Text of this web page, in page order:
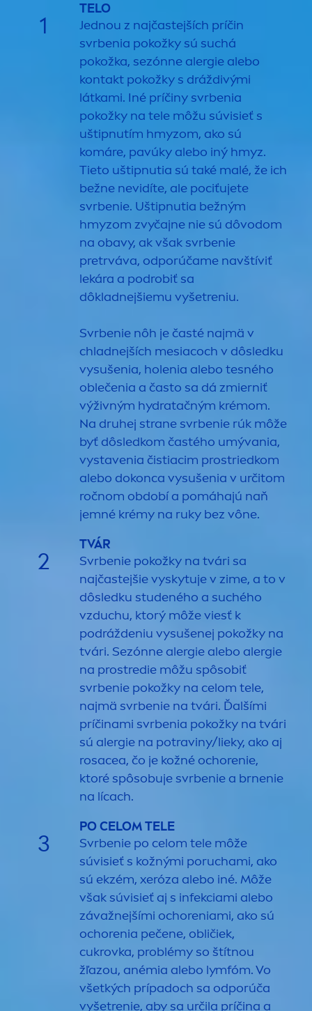
1
TELO
Jednou z najčastejších príčin
svrbenia pokožky sú suchá
pokožka, sezónne alergie alebo
kontakt pokožky s dráždivými
látkami. Iné príčiny svrbenia
pokožky na tele môžu súvisieť s
uštipnutím hmyzom, ako sú
komáre, pavúky alebo iný hmyz.
Tieto uštipnutia sú také malé, že ich
bežne nevidíte, ale pociťujete
svrbenie. Uštipnutia bežným
hmyzom zvyčajne nie sú dôvodom
na obavy, ak však svrbenie
pretrváva, odporúčame navštíviť
lekára a podrobiť sa
dôkladnejšiemu vyšetreniu.
Svrbenie nôh je časté najmä v
chladnejších mesiacoch v dôsledku
vysušenia, holenia alebo tesného
oblečenia a často sa dá zmierniť
výživným hydratačným krémom.
Na druhej strane svrbenie rúk môže
byť dôsledkom častého umývania,
vystavenia čistiacim prostriedkom
alebo dokonca vysušenia v určitom
ročnom období a pomáhajú naň
jemné krémy na ruky bez vône.
2
TVÁR
Svrbenie pokožky na tvári sa
najčastejšie vyskytuje v zime, a to v
dôsledku studeného a suchého
vzduchu, ktorý môže viesť k
podráždeniu vysušenej pokožky na
tvári. Sezónne alergie alebo alergie
na prostredie môžu spôsobiť
svrbenie pokožky na celom tele,
najmä svrbenie na tvári. Ďalšími
príčinami svrbenia pokožky na tvári
sú alergie na potraviny/lieky, ako aj
rosacea, čo je kožné ochorenie,
ktoré spôsobuje svrbenie a brnenie
na lícach.
3
PO CELOM TELE
Svrbenie po celom tele môže
súvisieť s kožnými poruchami, ako
sú ekzém, xeróza alebo iné. Môže
však súvisieť aj s infekciami alebo
závažnejšími ochoreniami, ako sú
ochorenia pečene, obličiek,
cukrovka, problémy so štítnou
žľazou, anémia alebo lymfóm. Vo
všetkých prípadoch sa odporúča
vyšetrenie, aby sa určila príčina a